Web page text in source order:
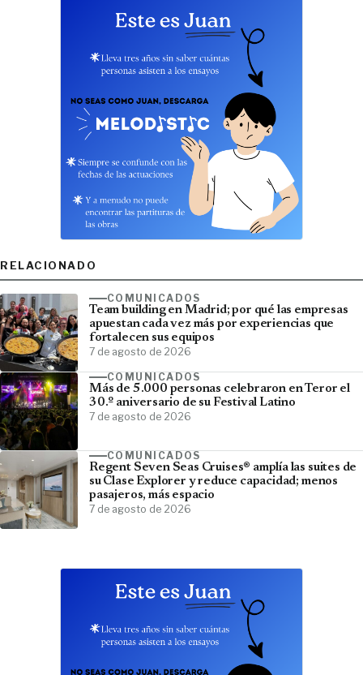
RELACIONADO
COMUNICADOS
Team building en Madrid; por qué las empresas
apuestan cada vez más por experiencias que
fortalecen sus equipos
7 de agosto de 2026
COMUNICADOS
Más de 5.000 personas celebraron en Teror el
30.º aniversario de su Festival Latino
7 de agosto de 2026
COMUNICADOS
Regent Seven Seas Cruises® amplía las suites de
su Clase Explorer y reduce capacidad; menos
pasajeros, más espacio
7 de agosto de 2026